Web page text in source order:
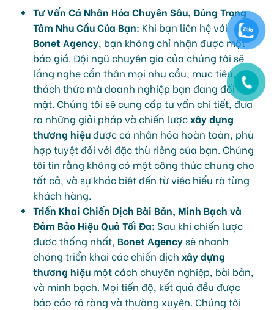
Tư Vấn Cá Nhân Hóa Chuyên Sâu, Đúng Trọng
Tâm Nhu Cầu Của Bạn: Khi bạn liên hệ với
Bonet Agency, bạn không chỉ nhận được một
báo giá. Đội ngũ chuyên gia của chúng tôi sẽ
lắng nghe cẩn thận mọi nhu cầu, mục tiêu, và
thách thức mà doanh nghiệp bạn đang đối
mặt. Chúng tôi sẽ cung cấp tư vấn chi tiết, đưa
ra những giải pháp và chiến lượcxây dựng
thương hiệuđược cá nhân hóa hoàn toàn, phù
hợp tuyệt đối với đặc thù riêng của bạn. Chúng
tôi tin rằng không có một công thức chung cho
tất cả, và sự khác biệt đến từ việc hiểu rõ từng
khách hàng.
Triển Khai Chiến Dịch Bài Bản, Minh Bạch và
Đảm Bảo Hiệu Quả Tối Đa: Sau khi chiến lược
được thống nhất, Bonet Agencysẽ nhanh
chóng triển khai các chiến dịch xây dựng
thương hiệu một cách chuyên nghiệp, bài bản,
và minh bạch. Mọi tiến độ, kết quả đều được
báo cáo rõ ràng và thường xuyên. Chúng tôi